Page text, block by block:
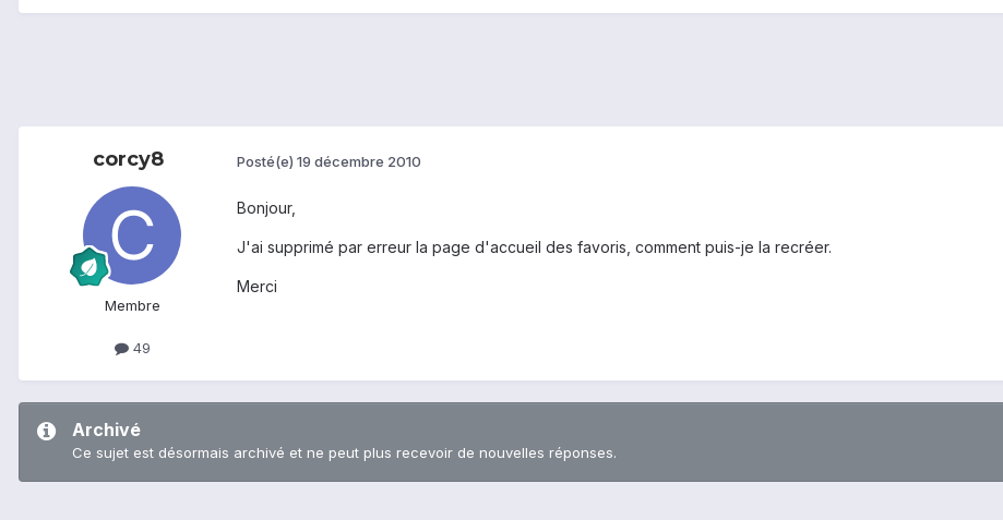
corcy8
Membre
49
Posté(e) 19 décembre 2010
Bonjour,
J'ai supprimé par erreur la page d'accueil des favoris, comment puis-je la recréer.
Merci
Archivé
Ce sujet est désormais archivé et ne peut plus recevoir de nouvelles réponses.